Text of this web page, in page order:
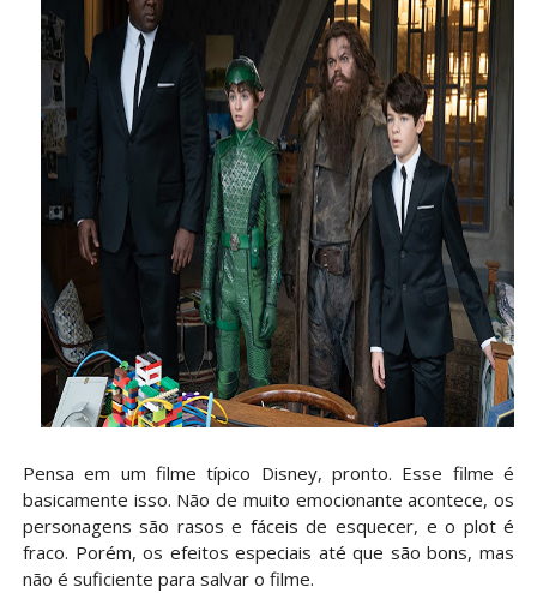
Pensa em um filme típico Disney, pronto. Esse filme é
basicamente isso. Não de muito emocionante acontece, os
personagens são rasos e fáceis de esquecer, e o plot é
fraco. Porém, os efeitos especiais até que são bons, mas
não é suficiente para salvar o filme.